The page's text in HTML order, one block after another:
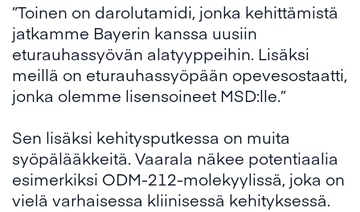
”Toinen on darolutamidi, jonka kehittämistä
jatkamme Bayerin kanssa uusiin
eturauhassyövän alatyyppeihin. Lisäksi
meillä on eturauhassyöpään opevesostaatti,
jonka olemme lisensoineet MSD:lle.”
Sen lisäksi kehitysputkessa on muita
syöpälääkkeitä. Vaarala näkee potentiaalia
esimerkiksi ODM-212-molekyylissä, joka on
vielä varhaisessa kliinisessä kehityksessä.